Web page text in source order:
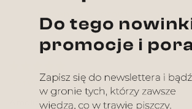
po zakupie produktu.
Potwierdzona zakupem.
Amelia D.